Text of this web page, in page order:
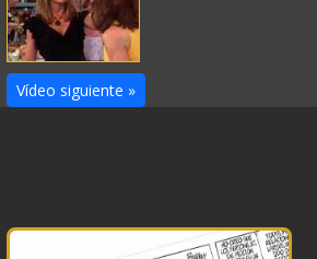
Vídeo siguiente »